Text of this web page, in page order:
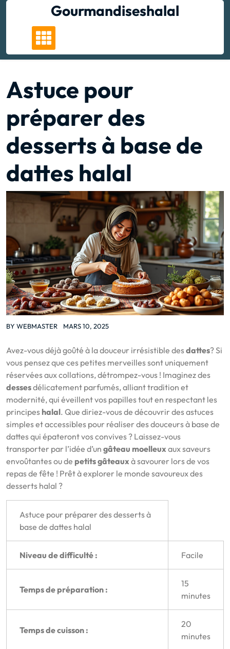
Gourmandiseshalal
Astuce pour
préparer des
desserts à base de
dattes halal
BY WEBMASTER MARS 10, 2025
Avez-vous déjà goûté à la douceur irrésistible desdattes? Si
vous pensez que ces petites merveilles sont uniquement
réservées aux collations, détrompez-vous ! Imaginez des
dessesdélicatement parfumés, alliant tradition et
modernité, qui éveillent vos papilles tout en respectant les
principes halal. Que diriez-vous de découvrir des astuces
simples et accessibles pour réaliser des douceurs à base de
dattes qui épateront vos convives ? Laissez-vous
transporter par l’idée d’un gâteau moelleuxaux saveurs
envoûtantes ou de petits gâteauxà savourer lors de vos
repas de fête ! Prêt à explorer le monde savoureux des
desserts halal ?
Astuce pour préparer des desserts à
base de dattes halal
Niveau de difficulté : Facile
Temps de préparation :
15
minutes
Temps de cuisson :
20
minutes